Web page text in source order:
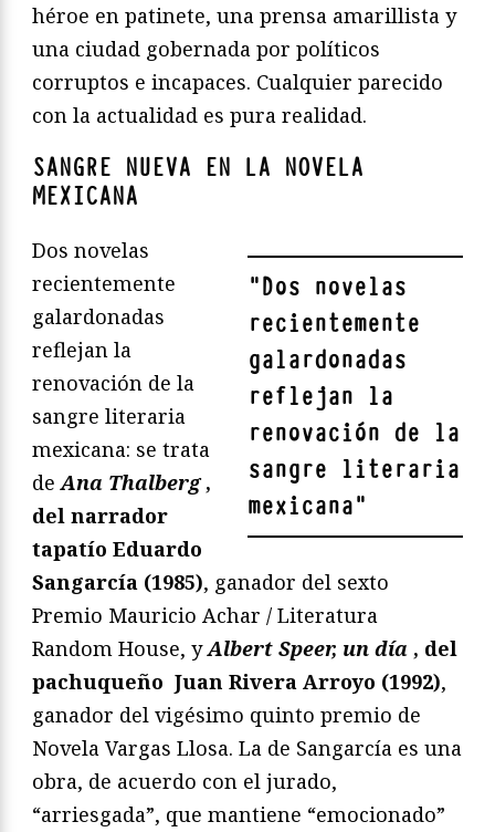
héroe en patinete, una prensa amarillista y
una ciudad gobernada por políticos
corruptos e incapaces. Cualquier parecido
con la actualidad es pura realidad.
SANGRE NUEVA EN LA NOVELA
MEXICANA
"Dos novelas
recientemente
galardonadas
reflejan la
renovación de la
sangre literaria
mexicana"
Dos novelas
recientemente
galardonadas
reflejan la
renovación de la
sangre literaria
mexicana: se trata
deAna Thalberg ,
del narrador
tapatío Eduardo
Sangarcía (1985), ganador del sexto
Premio Mauricio Achar / Literatura
Random House, yAlbert Speer, un día , del
pachuqueño Juan Rivera Arroyo (1992),
ganador del vigésimo quinto premio de
Novela Vargas Llosa. La de Sangarcía es una
obra, de acuerdo con el jurado,
“arriesgada”, que mantiene “emocionado”